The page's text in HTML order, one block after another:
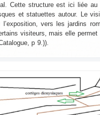
Cette structure est ici liée au
et statuettes autour. Le
vers les jardins
visiteurs, mais elle
p 9.)).